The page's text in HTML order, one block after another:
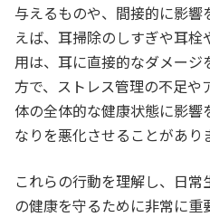
与えるものや、間接的に影響
えば、耳掃除のしすぎや耳
用は、耳に直接的なダメー
方で、ストレス管理の不足
体の全体的な健康状態に影
なりを悪化させることがあり
これらの行動を理解し、日
の健康を守るために非常に重